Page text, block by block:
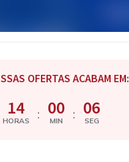
OFERTAS ACABAM EM:
14
HORAS : 00
MIN : 05
SEG